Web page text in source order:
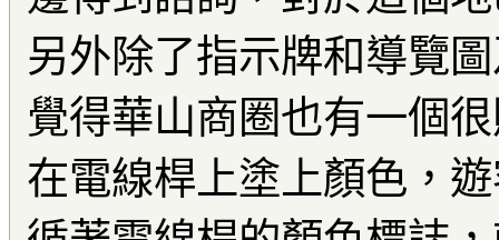
另外除了指示牌和導覽
覺得華山商圈也有一個
在電線桿上塗上顏色，